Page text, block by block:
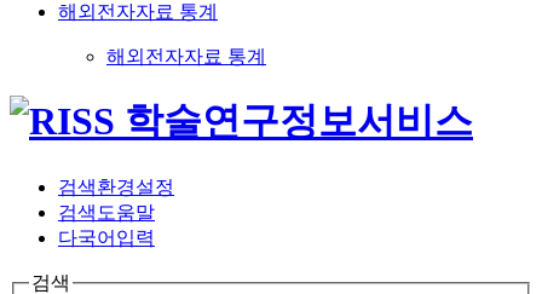
해외전자자료 통계
해외전자자료 통계
검색환경설정
검색도움말
다국어입력
검색